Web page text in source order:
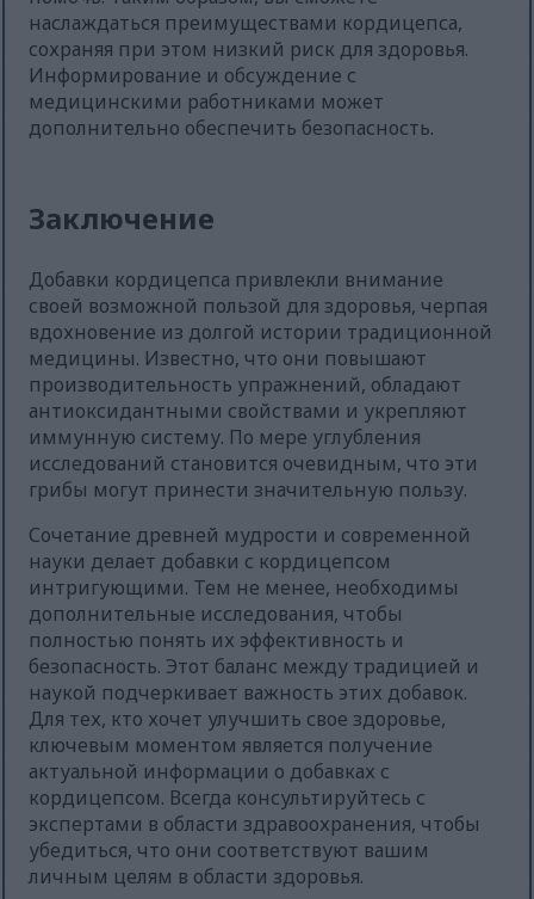
наслаждаться преимуществами кордицепса,
сохраняя при этом низкий риск для здоровья.
Информирование и обсуждение с
медицинскими работниками может
дополнительно обеспечить безопасность.
Заключение
Добавки кордицепса привлекли внимание
своей возможной пользой для здоровья, черпая
вдохновение из долгой истории традиционной
медицины. Известно, что они повышают
производительность упражнений, обладают
антиоксидантными свойствами и укрепляют
иммунную систему. По мере углубления
исследований становится очевидным, что эти
грибы могут принести значительную пользу.
Сочетание древней мудрости и современной
науки делает добавки с кордицепсом
интригующими. Тем не менее, необходимы
дополнительные исследования, чтобы
полностью понять их эффективность и
безопасность. Этот баланс между традицией и
наукой подчеркивает важность этих добавок.
Для тех, кто хочет улучшить свое здоровье,
ключевым моментом является получение
актуальной информации о добавках с
кордицепсом. Всегда консультируйтесь с
экспертами в области здравоохранения, чтобы
убедиться, что они соответствуют вашим
личным целям в области здоровья.